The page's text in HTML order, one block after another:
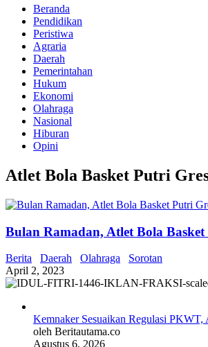
Beranda
Pendidikan
Peristiwa
Agraria
Daerah
Pemerintahan
Hukum
Ekonomi
Olahraga
Nasional
Hiburan
Opini
Atlet Bola Basket Putri
Bulan Ramadan, Atlet Bola
Berita Daerah Olahraga
Sorotan
April 2, 2023
Kemnaker Sesuaikan Regulasi
oleh Beritautama.co
Agustus 6, 2026